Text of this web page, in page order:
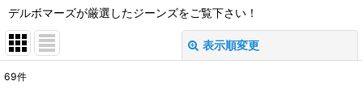
デルボマーズが厳選したジーンズをご覧下さい！
表示順変更
69件